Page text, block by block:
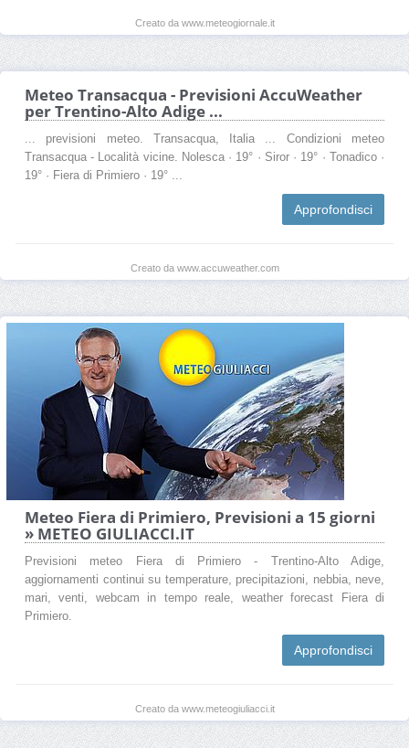
Creato da www.meteogiornale.it
Meteo Transacqua - Previsioni AccuWeather
per Trentino-Alto Adige ...
... previsioni meteo. Transacqua, Italia ... Condizioni meteo
Transacqua - Località vicine. Nolesca · 19° · Siror · 19° · Tonadico ·
19° · Fiera di Primiero · 19° ...
Approfondisci
Creato da www.accuweather.com
Meteo Fiera di Primiero, Previsioni a 15 giorni
» METEO GIULIACCI.IT
Previsioni meteo Fiera di Primiero - Trentino-Alto Adige,
aggiornamenti continui su temperature, precipitazioni, nebbia, neve,
mari, venti, webcam in tempo reale, weather forecast Fiera di
Primiero.
Approfondisci
Creato da www.meteogiuliacci.it